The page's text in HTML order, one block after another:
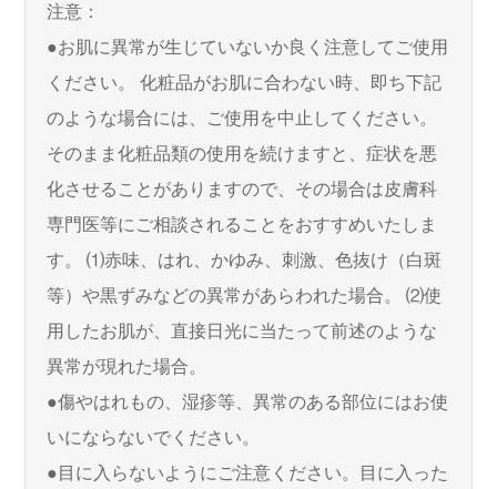
注意：
●お肌に異常が生じていないか良く注意してご使用
ください。 化粧品がお肌に合わない時、即ち下記
のような場合には、ご使用を中止してください。
そのまま化粧品類の使用を続けますと、症状を悪
化させることがありますので、その場合は皮膚科
専門医等にご相談されることをおすすめいたしま
す。 ⑴赤味、はれ、かゆみ、刺激、色抜け（白斑
等）や黒ずみなどの異常があらわれた場合。 ⑵使
用したお肌が、直接日光に当たって前述のような
異常が現れた場合。
●傷やはれもの、湿疹等、異常のある部位にはお使
いにならないでください。
●目に入らないようにご注意ください。目に入った